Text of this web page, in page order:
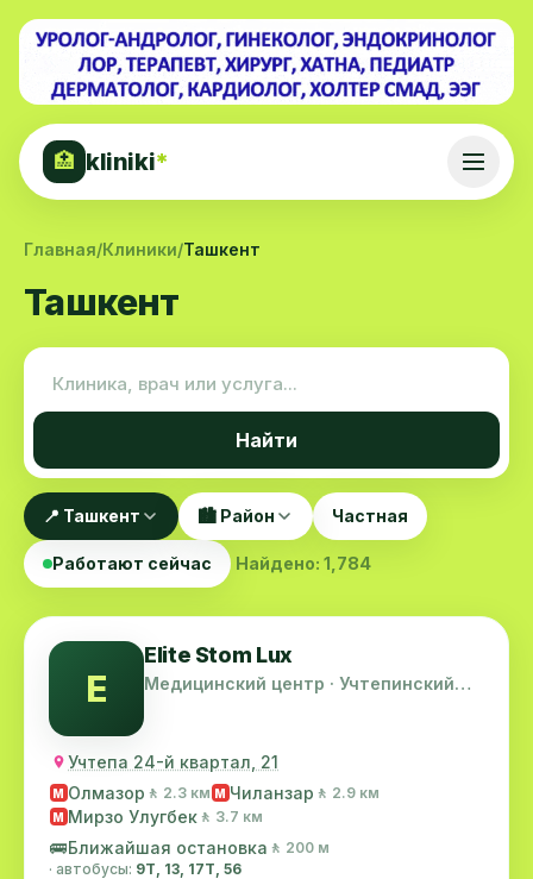
🏥 kliniki*
Главная/Клиники/Ташкент
Ташкент
Найти
📍 Ташкент 🏙️ Район Частная
Работают сейчас Найдено: 1,784
E
Elite Stom Lux
Медицинский центр · Учтепинский
Учтепа 24-й квартал, 21
M Олмазор 🚶 2.3 км M Чиланзар 🚶 2.9 км
M Мирзо Улугбек 🚶 3.7 км
🚌Ближайшая остановка 🚶 200 м
· автобусы: 9Т, 13, 17T, 56